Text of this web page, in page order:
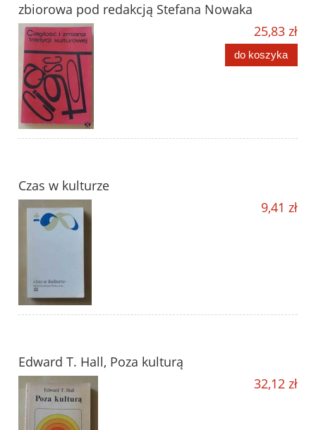
zbiorowa pod redakcją Stefana Nowaka
25,83 zł
do koszyka
Czas w kulturze
9,41 zł
Edward T. Hall, Poza kulturą
32,12 zł